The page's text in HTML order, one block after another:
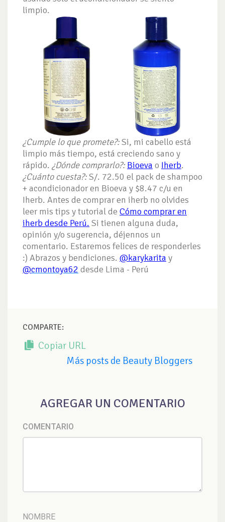
limpio.
¿Cumple lo que promete?:Si, mi cabello está
limpio más tiempo, está creciendo sano y
rápido. ¿Dónde comprarlo?: Bioeva o Iherb.
¿Cuánto cuesta?:S/. 72.50 el pack de shampoo
+ acondicionador en Bioeva y $8.47 c/u en
Iherb. Antes de comprar en iherb no olvides
leer mis tips y tutorial de Cómo comprar en
iherb desde Perú. Si tienen alguna duda,
opinión y/o sugerencia, déjennos un
comentario. Estaremos felices de responderles
:) Abrazos y bendiciones. @karykarita y
@cmontoya62 desde Lima - Perú
COMPARTE:
Copiar URL
Más posts de Beauty Bloggers
AGREGAR UN COMENTARIO
COMENTARIO
NOMBRE